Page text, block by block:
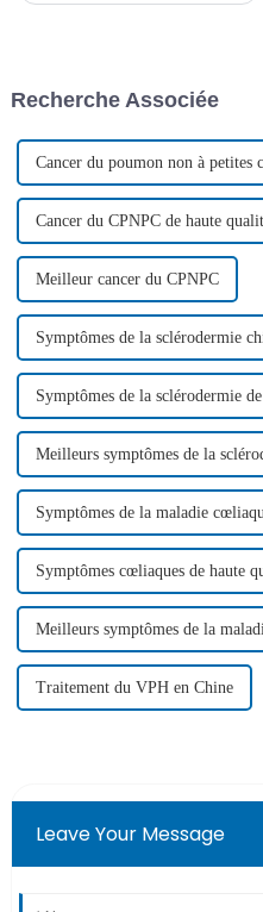
significative…
Recherche Associée
Cancer du poumon non à petites
Cancer du CPNPC de haute
Meilleur cancer du CPNPC
Symptômes de la sclérodermie
Symptômes de la sclérodermie
Meilleurs symptômes de la
Symptômes de la maladie
Symptômes cœliaques de haute
Meilleurs symptômes de la
Traitement du VPH en Chine
Leave Your Message